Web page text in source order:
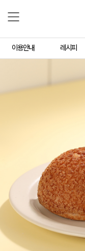
이용안내 레시피